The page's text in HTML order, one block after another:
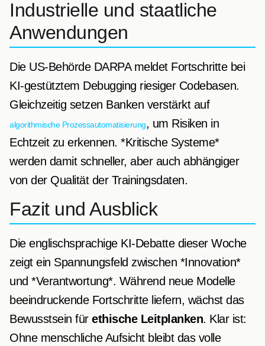
Industrielle und staatliche
Anwendungen
Die US-Behörde DARPA meldet Fortschritte bei
KI-gestütztem Debugging riesiger Codebasen.
Gleichzeitig setzen Banken verstärkt auf
algorithmische Prozessautomatisierung, um Risiken in
Echtzeit zu erkennen. *Kritische Systeme*
werden damit schneller, aber auch abhängiger
von der Qualität der Trainingsdaten.
Fazit und Ausblick
Die englischsprachige KI-Debatte dieser Woche
zeigt ein Spannungsfeld zwischen *Innovation*
und *Verantwortung*. Während neue Modelle
beeindruckende Fortschritte liefern, wächst das
Bewusstsein für ethische Leitplanken. Klar ist:
Ohne menschliche Aufsicht bleibt das volle